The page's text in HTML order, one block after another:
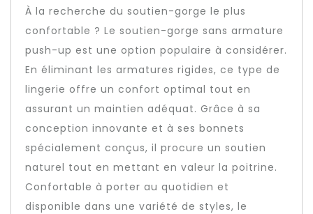
À la recherche du soutien-gorge le plus
confortable ? Le soutien-gorge sans armature
push-up est une option populaire à considérer.
En éliminant les armatures rigides, ce type de
lingerie offre un confort optimal tout en
assurant un maintien adéquat. Grâce à sa
conception innovante et à ses bonnets
spécialement conçus, il procure un soutien
naturel tout en mettant en valeur la poitrine.
Confortable à porter au quotidien et
disponible dans une variété de styles, le